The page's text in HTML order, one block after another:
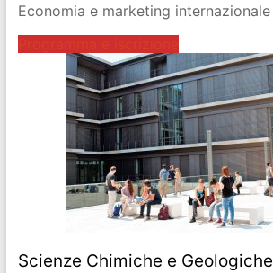
Economia e marketing internazionale
Scienze Chimiche e Geologiche